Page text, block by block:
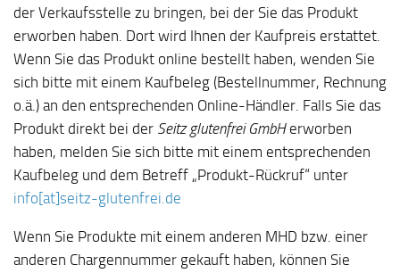
der Verkaufsstelle zu bringen, bei der Sie das Produkt
erworben haben. Dort wird Ihnen der Kaufpreis erstattet.
Wenn Sie das Produkt online bestellt haben, wenden Sie
sich bitte mit einem Kaufbeleg (Bestellnummer, Rechnung
o.ä.) an den entsprechenden Online-Händler. Falls Sie das
Produkt direkt bei der Seitz glutenfrei GmbH erworben
haben, melden Sie sich bitte mit einem entsprechenden
Kaufbeleg und dem Betreff „Produkt-Rückruf“ unter
info[at]seitz-glutenfrei.de
Wenn Sie Produkte mit einem anderen MHD bzw. einer
anderen Chargennummer gekauft haben, können Sie